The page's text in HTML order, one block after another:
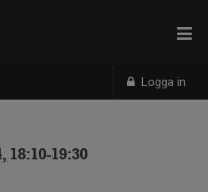
Logga in
18:10-19:30